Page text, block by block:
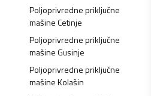
Poljoprivredne priključne
mašineCetinje
Poljoprivredne priključne
mašineGusinje
Poljoprivredne priključne
mašineKolašin